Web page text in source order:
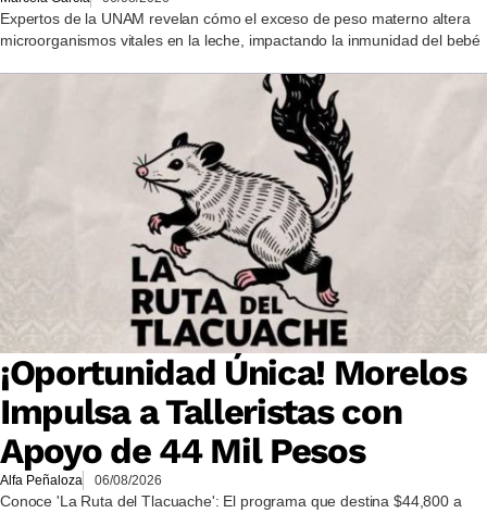
Expertos de la UNAM revelan cómo el exceso de peso materno altera
microorganismos vitales en la leche, impactando la inmunidad del bebé
¡Oportunidad Única! Morelos
Impulsa a Talleristas con
Apoyo de 44 Mil Pesos
Alfa Peñaloza 06/08/2026
Conoce 'La Ruta del Tlacuache': El programa que destina $44,800 a